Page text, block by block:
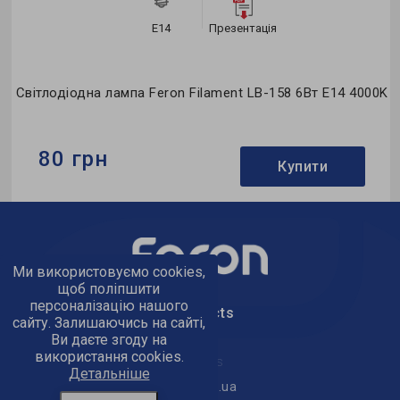
E14 Презентація
Світлодіодна лампа Feron Filament LB-158 6Вт E14 4000K
80 грн Купити
С-тип
Колекція:Filament
text_kontacts
text_golov_ofis
office@feron.ua
Ми використовуємо cookies,
щоб поліпшити
персоналізацію нашого
сайту. Залишаючись на сайті,
Ви даєте згоду на
використання cookies.
Детальніше